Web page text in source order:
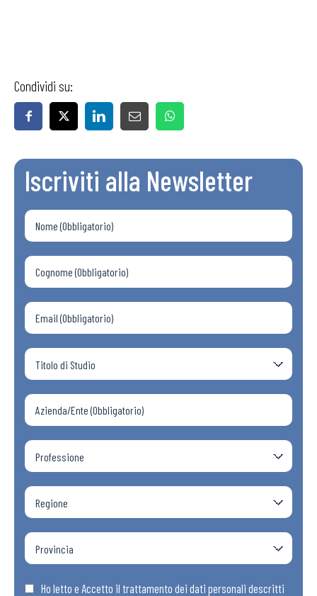
Condividi su:
Iscriviti alla Newsletter
Ho letto e Accetto il trattamento dei dati personali descritti